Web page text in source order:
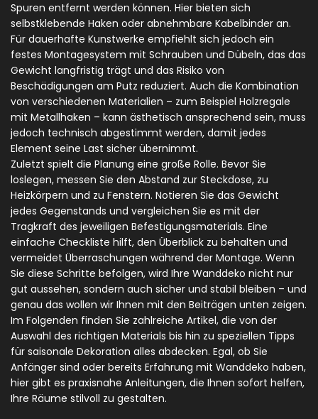
Spuren entfernt werden können. Hier bieten sich
selbstklebende Haken oder abnehmbare Kabelbinder an.
Für dauerhafte Kunstwerke empfiehlt sich jedoch ein
festes Montagesystem mit Schrauben und Dübeln, das das
Gewicht langfristig trägt und das Risiko von
Beschädigungen am Putz reduziert. Auch die Kombination
von verschiedenen Materialien – zum Beispiel Holzregale
mit Metallhaken – kann ästhetisch ansprechend sein, muss
jedoch technisch abgestimmt werden, damit jedes
Element seine Last sicher übernimmt.
Zuletzt spielt die Planung eine große Rolle. Bevor Sie
loslegen, messen Sie den Abstand zur Steckdose, zu
Heizkörpern und zu Fenstern. Notieren Sie das Gewicht
jedes Gegenstands und vergleichen Sie es mit der
Tragkraft des jeweiligen Befestigungsmaterials. Eine
einfache Checkliste hilft, den Überblick zu behalten und
vermeidet Überraschungen während der Montage. Wenn
Sie diese Schritte befolgen, wird Ihre Wanddeko nicht nur
gut aussehen, sondern auch sicher und stabil bleiben – und
genau das wollen wir Ihnen mit den Beiträgen unten zeigen.
Im Folgenden finden Sie zahlreiche Artikel, die von der
Auswahl des richtigen Materials bis hin zu speziellen Tipps
für saisonale Dekoration alles abdecken. Egal, ob Sie
Anfänger sind oder bereits Erfahrung mit Wanddeko haben,
hier gibt es praxisnahe Anleitungen, die Ihnen sofort helfen,
Ihre Räume stilvoll zu gestalten.